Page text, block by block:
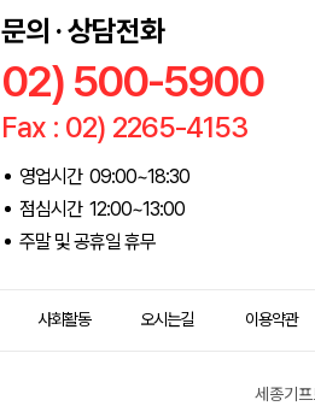
문의 · 상담전화
02) 500-5900
Fax : 02) 2265-4153
영업시간 09:00~18:30
점심시간 12:00~13:00
주말 및 공휴일 휴무
사회활동 오시는길 이용약관
세종기